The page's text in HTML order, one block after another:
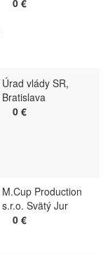
0 €
Úrad vlády SR,
Bratislava
0 €
M.Cup Production
s.r.o. Svätý Jur
0 €